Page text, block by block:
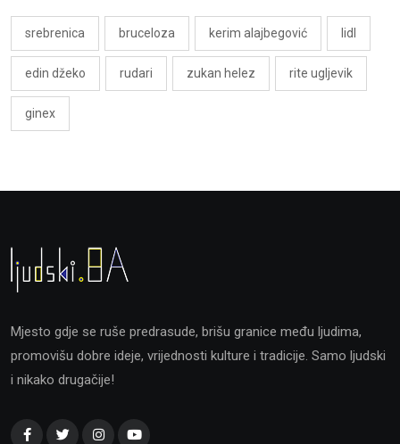
srebrenica bruceloza kerim alajbegović lidl
edin džeko rudari zukan helez rite ugljevik
ginex
Mjesto gdje se ruše predrasude, brišu granice među ljudima,
promovišu dobre ideje, vrijednosti kulture i tradicije. Samo ljudski
i nikako drugačije!